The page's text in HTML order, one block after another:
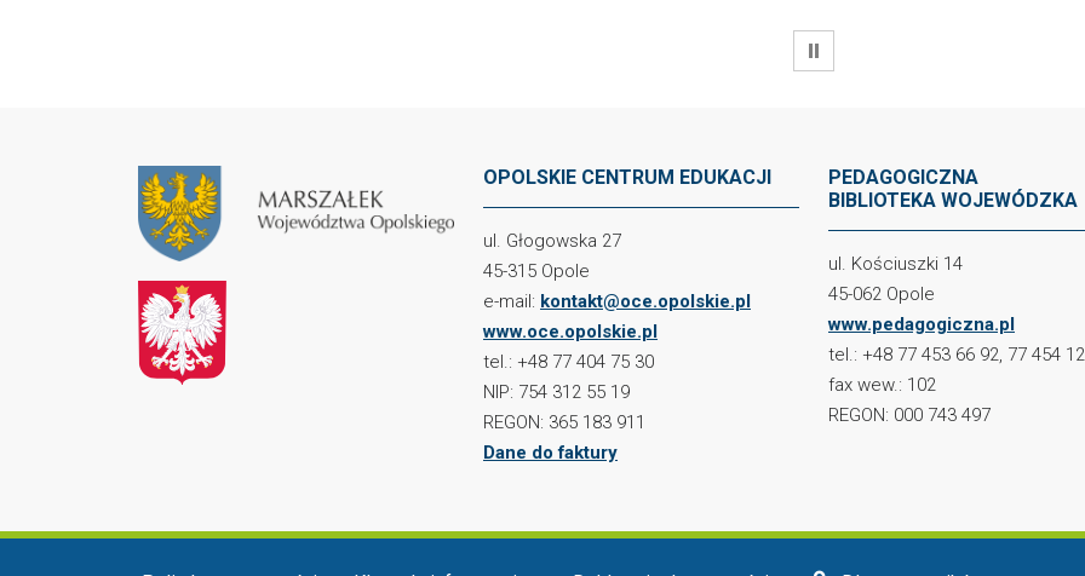
WSTRZYMAJ
OPOLSKIE CENTRUM EDUKACJI
ul. Głogowska 27
45-315 Opole
e-mail: kontakt@oce.opolskie.pl
www.oce.opolskie.pl
tel.: +48 77 404 75 30
NIP: 754 312 55 19
REGON: 365 183 911
Dane do faktury
PEDAGOGICZNA
BIBLIOTEKA WOJEWÓDZKA
ul. Kościuszki 14
45-062 Opole
www.pedagogiczna.pl
tel.: +48 77 453 66 92, 77 454
fax wew.: 102
REGON: 000 743 497